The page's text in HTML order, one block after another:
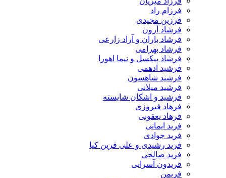
فرزام راد
فرزین مجیدی
فرشاد آرون
فرشاد باران و آراد زارعی
فرشاد بهرامی
فرشاد پیکسل و نیما اهورا
فرشید ادهمی
فرشید شاهسون
فرشید میلانی
فرشید و اشکان شایسته
فرهاد فیروزی
فرهاد یعقوبی
فرید ایمانی
فرید جوادی
فرید رشیدی و علی فرین کیا
فرید صالحی
فریدون آسرایی